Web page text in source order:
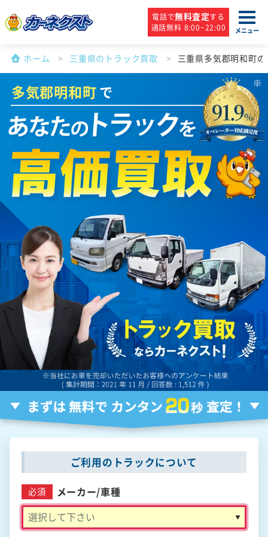
電話で無料査定する
通話無料 8:00~22:00
メニュー
ホーム 三重県のトラック買取 三重県多気郡明和町
多気郡明和町で
ご利用のトラックについて
必須 メーカー/車種